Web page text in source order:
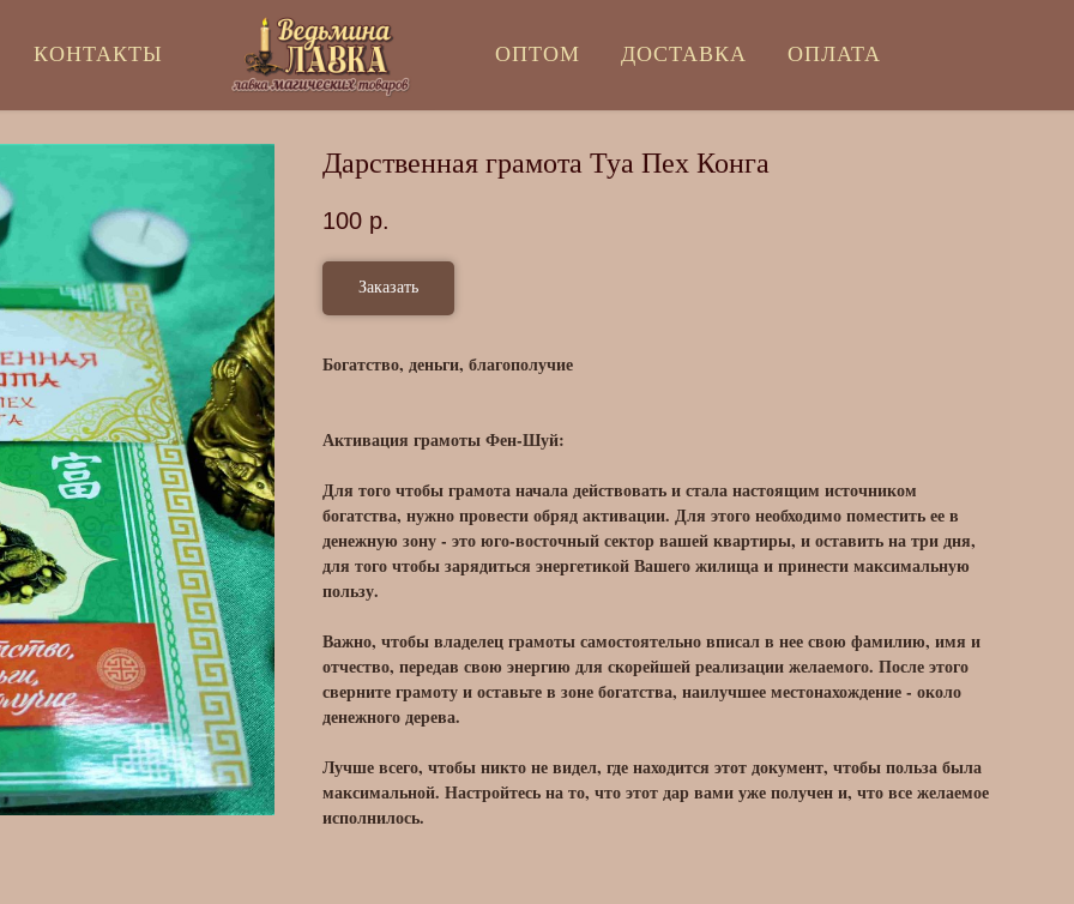
КОНТАКТЫ ОПТОМ ДОСТАВКА ОПЛАТА
Дарственная грамота Туа Пех Конга
100 р.
Заказать
Богатство, деньги, благополучие
Активация грамоты Фен-Шуй:
Для того чтобы грамота начала действовать и стала настоящим источником
богатства, нужно провести обряд активации. Для этого необходимо поместить ее в
денежную зону - это юго-восточный сектор вашей квартиры, и оставить на три дня,
для того чтобы зарядиться энергетикой Вашего жилища и принести максимальную
пользу.
Важно, чтобы владелец грамоты самостоятельно вписал в нее свою фамилию, имя и
отчество, передав свою энергию для скорейшей реализации желаемого. После этого
сверните грамоту и оставьте в зоне богатства, наилучшее местонахождение - около
денежного дерева.
Лучше всего, чтобы никто не видел, где находится этот документ, чтобы польза была
максимальной. Настройтесь на то, что этот дар вами уже получен и, что все желаемое
исполнилось.